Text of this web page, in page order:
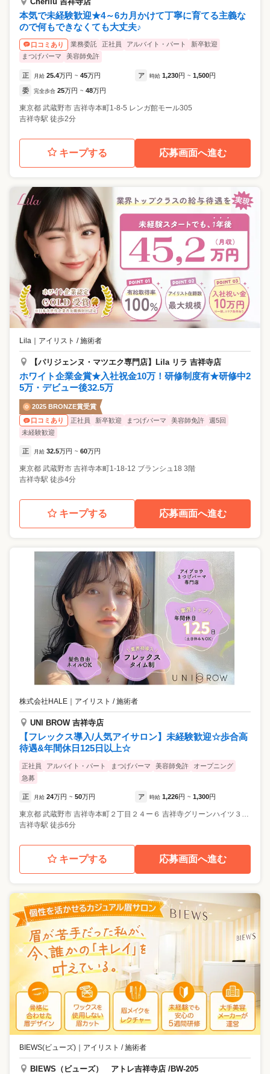
本気で未経験歓迎★4～6カ月かけて丁寧に育てる主義な
ので何もできなくても大丈夫♪
口コミあり 業務委託 正社員 アルバイト・パート
新卒歓迎
まつげパーマ
美容師免許
正 月給 25.4万円 ~ 45万円 ア 時給 1,230円 ~ 1,500円
委 完全歩合 25万円 ~ 48万円
東京都 武蔵野市 吉祥寺本町1-8-5 レンガ館モール305
吉祥寺駅 徒歩2分
キープする 応募画面へ進む
Lila アイリスト / 施術者
【パリジェンヌ・マツエク専門店】Lila リラ 吉祥寺店
ホワイト企業金賞★入社祝金10万！研修制度有★研修中2
5万・デビュー後32.5万
2025 BRONZE賞受賞
口コミあり
正社員 新卒歓迎 まつげパーマ 美容師免許
週5回
未経験歓迎
正 月給 32.5万円 ~ 60万円
東京都 武蔵野市 吉祥寺本町1-18-12 ブランシュ18 3階
吉祥寺駅 徒歩4分
キープする 応募画面へ進む
株式会社HALE アイリスト / 施術者
UNI BROW 吉祥寺店
【フレックス導入/人気アイサロン】未経験歓迎☆歩合高
待遇&年間休日125日以上☆
正社員 アルバイト・パート まつげパーマ 美容師免許
オープニング
急募
正 月給 24万円 ~ 50万円 ア 時給 1,226円 ~ 1,300円
東京都 武蔵野市 吉祥寺本町２丁目２４ー６ 吉祥寺グリーンハイツ３０６
吉祥寺駅 徒歩6分
キープする 応募画面へ進む
BIEWS(ビューズ) ｜ アイリスト / 施術者
BIEWS（ビューズ） アトレ吉祥寺店 /BW-205